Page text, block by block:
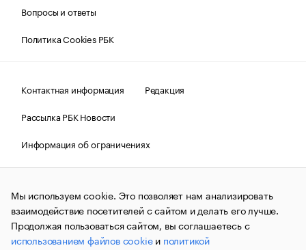
Вопросы и ответы
Политика Cookies РБК
Контактная информация
Редакция
Рассылка РБК Новости
Информация об ограничениях
Правовая информация
О соблюдении авторских прав
© АО «РОСБИЗНЕСКОНСАЛТИНГ»,1995–2026.Сообщения
и материалы информационного агентства «РБК»
(зарегистрировано Федеральной службой по надзору в сфере
связи, информационных технологий и массовых
коммуникаций (Роскомнадзор) 09.12.2015 за номером ИА
Мы используем cookie. Это позволяет нам анализировать
взаимодействие посетителей с сайтом и делать его лучше.
Продолжая пользоваться сайтом, вы соглашаетесь с
использованием файлов cookieи политикой